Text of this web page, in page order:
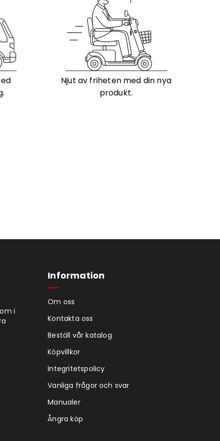
Njut av friheten med din nya
produkt.
i
Information
Om oss
Kontakta oss
Beställ vår katalog
Köpvillkor
Integritetspolicy
Vanliga frågor och svar
Manualer
Ångra köp